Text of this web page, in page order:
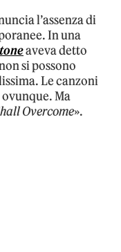
l’assenza di
In una
aveva detto
si possono
Le canzoni
Ma
Overcome».